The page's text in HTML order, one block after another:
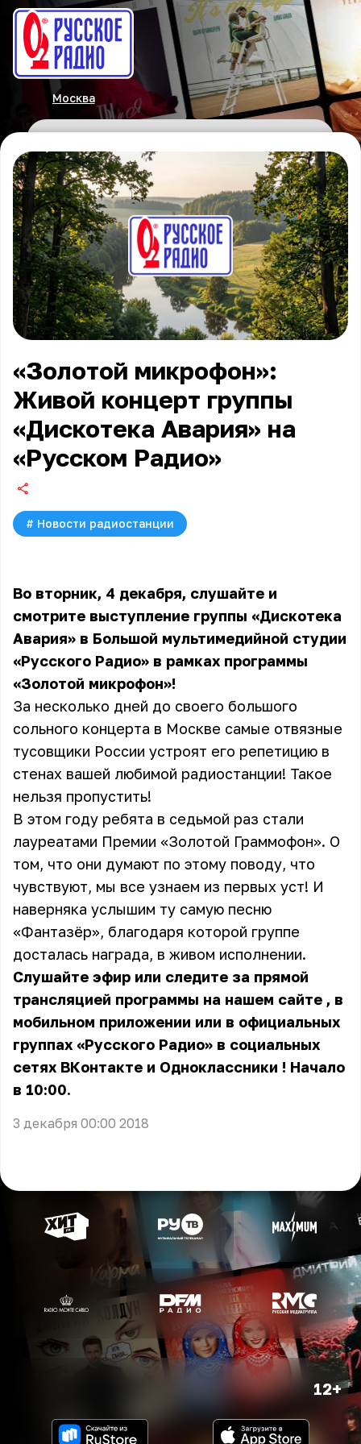
Москва
«Золотой микрофон»:
Живой концерт группы
«Дискотека Авария» на
«Русском Радио»
# Новости радиостанции
Во вторник, 4 декабря, слушайте и
смотрите выступление группы «Дискотека
Авария» в Большой мультимедийной студии
«Русского Радио» в рамках программы
«Золотой микрофон»!
За несколько дней до своего большого
сольного концерта в Москве самые отвязные
тусовщики России устроят его репетицию в
стенах вашей любимой радиостанции! Такое
нельзя пропустить!
В этом году ребята в седьмой раз стали
лауреатами Премии «Золотой Граммофон». О
том, что они думают по этому поводу, что
чувствуют, мы все узнаем из первых уст! И
наверняка услышим ту самую песню
«Фантазёр», благодаря которой группе
досталась награда, в живом исполнении.
Слушайте эфир или следите за прямой
трансляцией программы на нашем сайте , в
мобильном приложении или в официальных
группах «Русского Радио» в социальных
сетях ВКонтакте и Одноклассники ! Начало
в 10:00.
3 декабря 00:00 2018
12+